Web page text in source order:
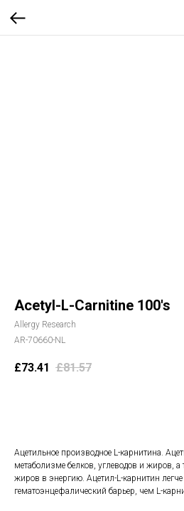
Acetyl-L-Carnitine 100's
Allergy Research
AR-70660-NL
£73.41 £81.57
Ацетильное производное L-карнитина.
метаболизме белков, углеводов и жиров,
жиров в энергию. Ацетил-L-карнитин легче
гематоэнцефалический барьер, чем L-